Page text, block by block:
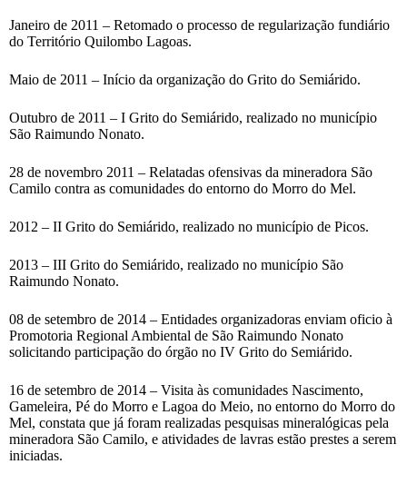
Janeiro de 2011 – Retomado o processo de regularização fundiário
do Território Quilombo Lagoas.
Maio de 2011 – Início da organização do Grito do Semiárido.
Outubro de 2011 – I Grito do Semiárido, realizado no município
São Raimundo Nonato.
28 de novembro 2011 – Relatadas ofensivas da mineradora São
Camilo contra as comunidades do entorno do Morro do Mel.
2012 – II Grito do Semiárido, realizado no município de Picos.
2013 – III Grito do Semiárido, realizado no município São
Raimundo Nonato.
08 de setembro de 2014 – Entidades organizadoras enviam oficio à
Promotoria Regional Ambiental de São Raimundo Nonato
solicitando participação do órgão no IV Grito do Semiárido.
16 de setembro de 2014 – Visita às comunidades Nascimento,
Gameleira, Pé do Morro e Lagoa do Meio, no entorno do Morro do
Mel, constata que já foram realizadas pesquisas mineralógicas pela
mineradora São Camilo, e atividades de lavras estão prestes a serem
iniciadas.